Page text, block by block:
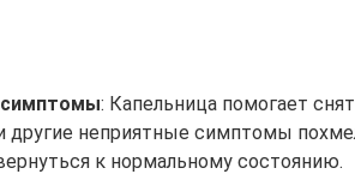
симптомы: Капельница помогает
другие неприятные симптомы
к нормальному состоянию.